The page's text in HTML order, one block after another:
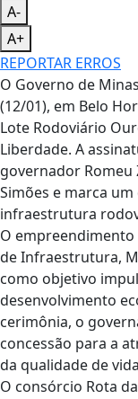
A-
A+
REPORTAR ERROS
O Governo de
(12/01), em Belo
Lote Rodoviário
Liberdade. A
governador Romeu
Simões e marca
infraestrutura
O empreendimento
de Infraestrutura,
como objetivo
desenvolvimento
cerimônia, o
concessão para a
da qualidade de
O consórcio Rota